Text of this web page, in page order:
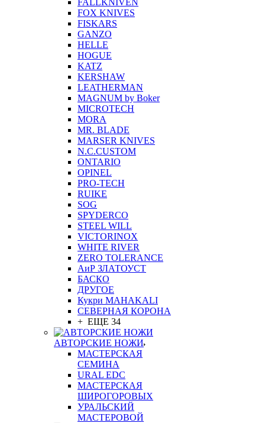
FALLKNIVEN
FOX KNIVES
FISKARS
GANZO
HELLE
HOGUE
KATZ
KERSHAW
LEATHERMAN
MAGNUM by Boker
MICROTECH
MORA
MR. BLADE
MARSER KNIVES
N.C.CUSTOM
ONTARIO
OPINEL
PRO-TECH
RUIKE
SOG
SPYDERCO
STEEL WILL
VICTORINOX
WHITE RIVER
ZERO TOLERANCE
АиР ЗЛАТОУСТ
БАСКО
ДРУГОЕ
Кукри MAHAKALI
СЕВЕРНАЯ КОРОНА
+ ЕЩЕ 34
АВТОРСКИЕ НОЖИ
МАСТЕРСКАЯ
СЕМИНА
URAL EDC
МАСТЕРСКАЯ
ШИРОГОРОВЫХ
УРАЛЬСКИЙ
МАСТЕРОВОЙ